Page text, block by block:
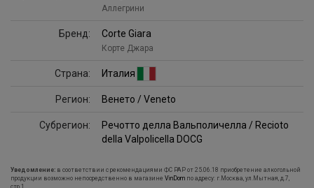
Аллегрини
Бренд: Corte Giara
Корте Джара
Страна: Италия
Регион: Венето / Veneto
Субрегион:
Речотто делла Вальполичелла / Recioto
della Valpolicella DOCG
Уведомление: в соответствии с рекомендациями ФС РАР от 25.06.18 приобретение алкогольной
продукции возможно непосредственно в магазине VinDom по адресу: г.Москва, ул.Мытная, д.7,
стр.1